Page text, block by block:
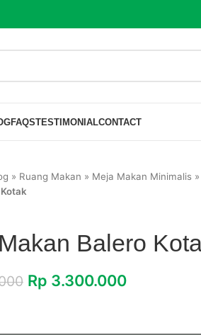
FAQSTESTIMONIALCONTACT
» Ruang Makan » Meja Makan Minimalis »
Balero
Rp 3.300.000